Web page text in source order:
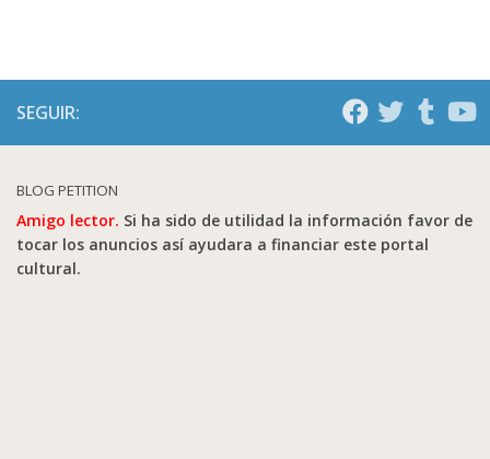
SEGUIR:
BLOG PETITION
Amigo lector. Si ha sido de utilidad la información favor de
tocar los anuncios así ayudara a financiar este portal
cultural.